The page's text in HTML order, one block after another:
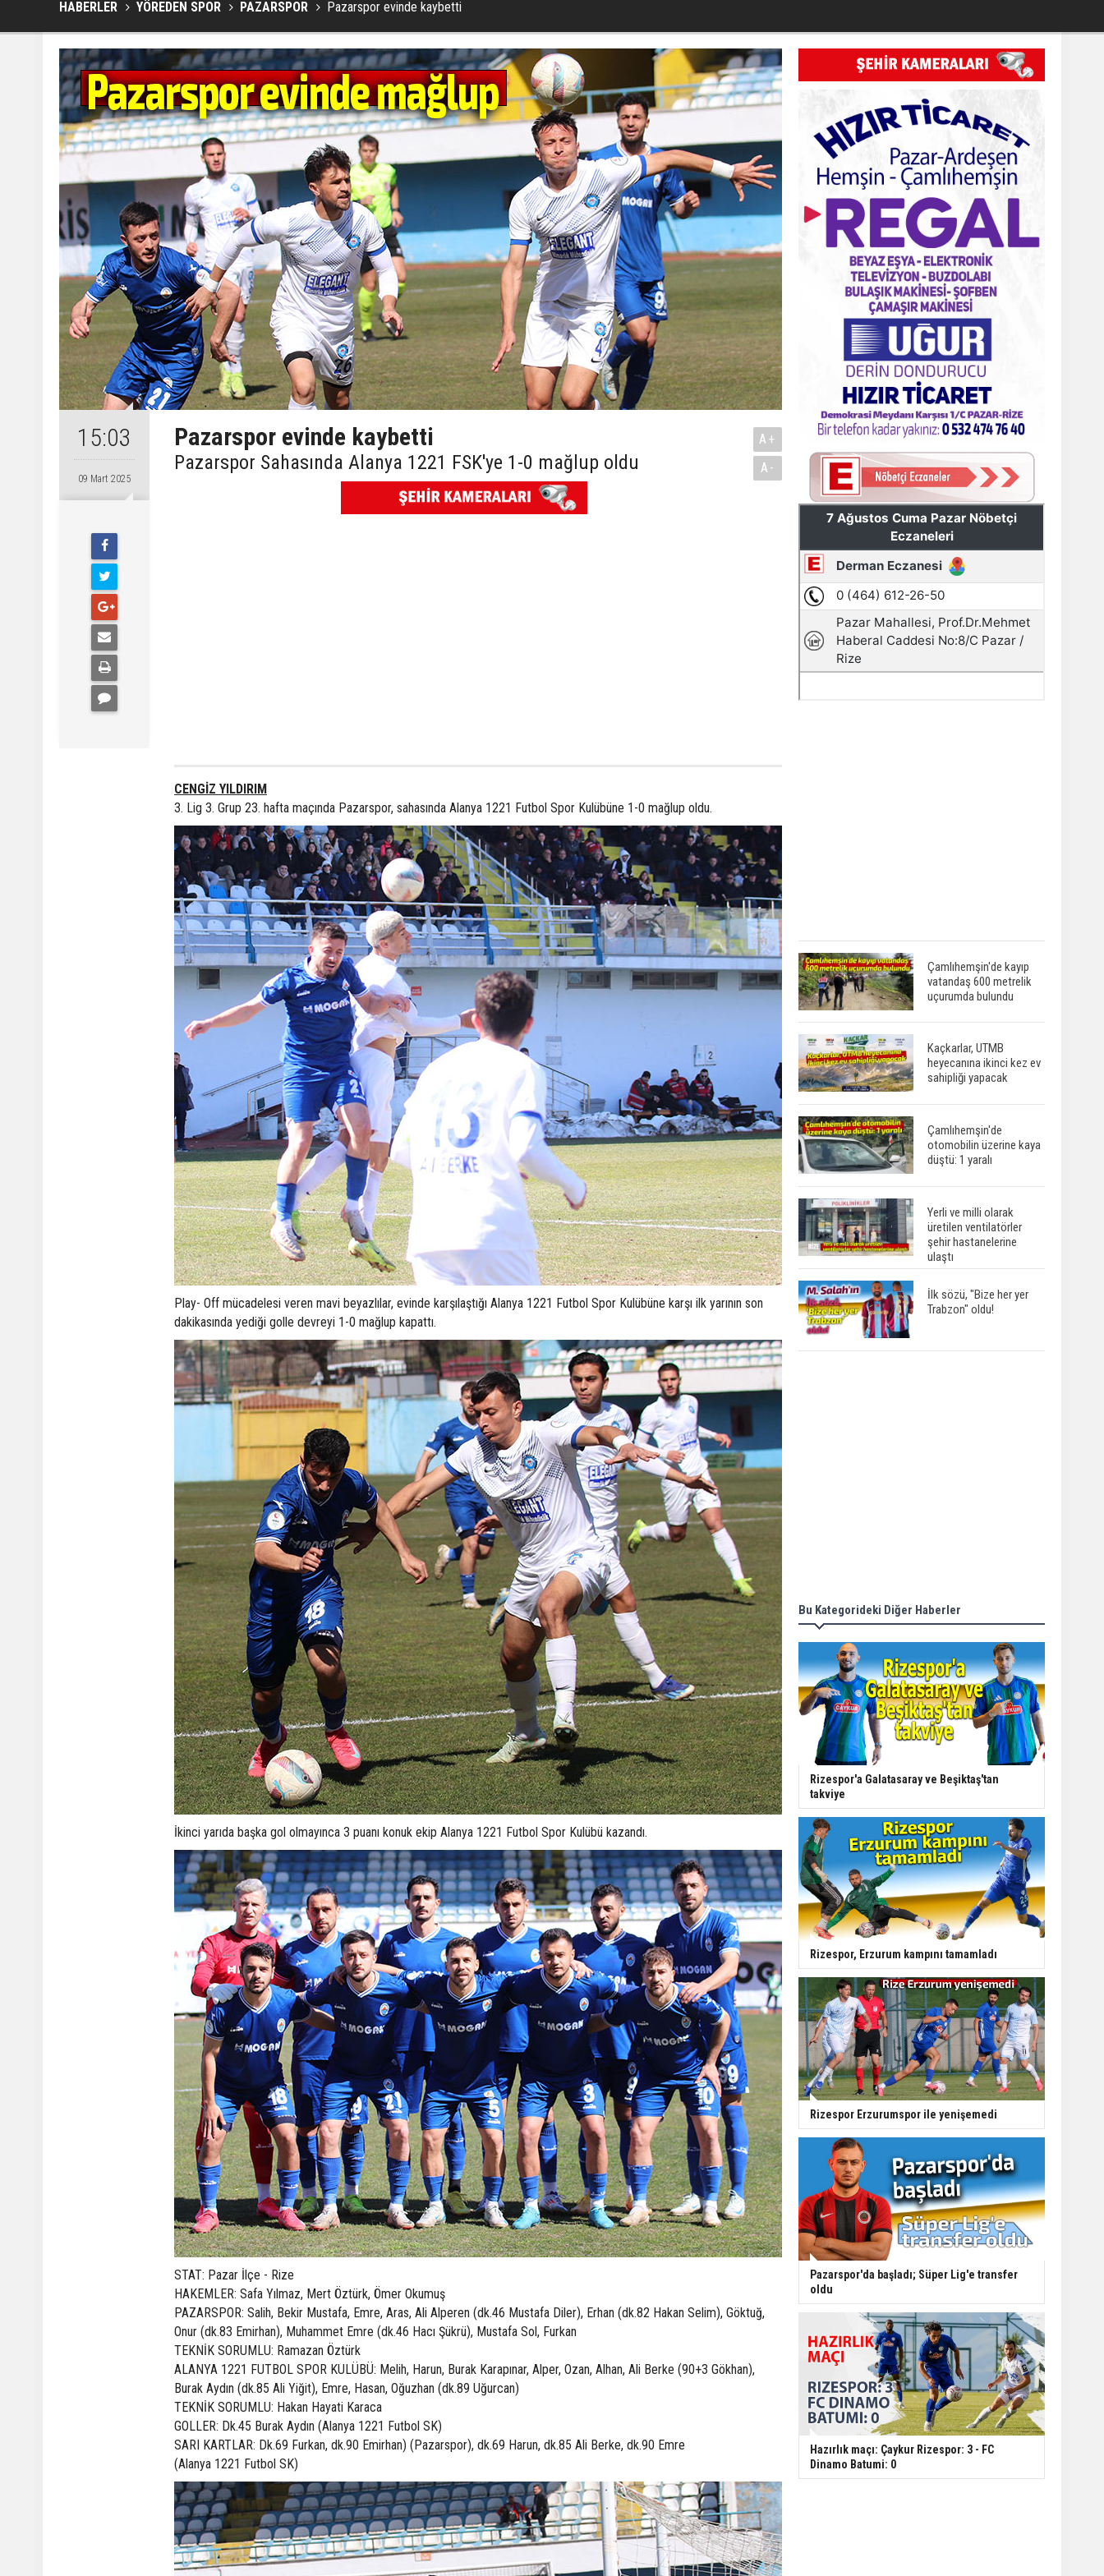
HABERLER YÖREDEN SPOR PAZARSPOR Pazarspor evinde kaybetti
15:03
09 Mart 2025
Pazarspor evinde kaybetti
Pazarspor Sahasında Alanya 1221 FSK'ye 1-0 mağlup oldu
A+
A-
CENGİZ YILDIRIM
3. Lig 3. Grup 23. hafta maçında Pazarspor, sahasında Alanya 1221 Futbol Spor Kulübüne 1-0 mağlup oldu.
Play- Off mücadelesi veren mavi beyazlılar, evinde karşılaştığı Alanya 1221 Futbol Spor Kulübüne karşı ilk yarının son
dakikasında yediği golle devreyi 1-0 mağlup kapattı.
İkinci yarıda başka gol olmayınca 3 puanı konuk ekip Alanya 1221 Futbol Spor Kulübü kazandı.
STAT: Pazar İlçe - Rize
HAKEMLER: Safa Yılmaz, Mert Öztürk, Ömer Okumuş
PAZARSPOR: Salih, Bekir Mustafa, Emre, Aras, Ali Alperen (dk.46 Mustafa Diler), Erhan (dk.82 Hakan Selim), Göktuğ,
Onur (dk.83 Emirhan), Muhammet Emre (dk.46 Hacı Şükrü), Mustafa Sol, Furkan
TEKNİK SORUMLU: Ramazan Öztürk
ALANYA 1221 FUTBOL SPOR KULÜBÜ: Melih, Harun, Burak Karapınar, Alper, Ozan, Alhan, Ali Berke (90+3 Gökhan),
Burak Aydın (dk.85 Ali Yiğit), Emre, Hasan, Oğuzhan (dk.89 Uğurcan)
TEKNİK SORUMLU: Hakan Hayati Karaca
GOLLER: Dk.45 Burak Aydın (Alanya 1221 Futbol SK)
SARI KARTLAR: Dk.69 Furkan, dk.90 Emirhan) (Pazarspor), dk.69 Harun, dk.85 Ali Berke, dk.90 Emre
(Alanya 1221 Futbol SK)
Çamlıhemşin'de kayıp
vatandaş 600 metrelik
uçurumda bulundu
Kaçkarlar, UTMB
heyecanına ikinci kez ev
sahipliği yapacak
Çamlıhemşin'de
otomobilin üzerine kaya
düştü: 1 yaralı
Yerli ve milli olarak
üretilen ventilatörler
şehir hastanelerine
ulaştı
İlk sözü, "Bize her yer
Trabzon" oldu!
Bu Kategorideki Diğer Haberler
Rizespor'a Galatasaray ve Beşiktaş'tan
takviye
Rizespor, Erzurum kampını tamamladı
Rizespor Erzurumspor ile yenişemedi
Pazarspor'da başladı; Süper Lig'e transfer
oldu
Hazırlık maçı: Çaykur Rizespor: 3 - FC
Dinamo Batumi: 0